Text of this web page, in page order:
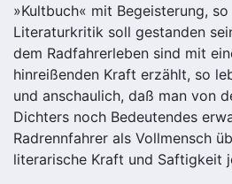
»Kultbuch« mit Begeisterung,
Literaturkritik soll gestanden
dem Radfahrerleben sind mit
hinreißenden Kraft erzählt, so
und anschaulich, daß man von
Dichters noch Bedeutendes
Radrennfahrer als Vollmensch
literarische Kraft und Saftigkeit